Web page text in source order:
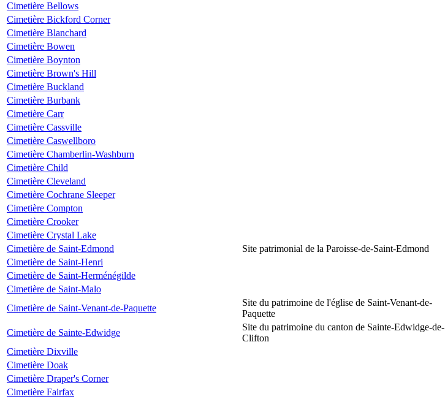
Cimetière Bellows
Cimetière Bickford Corner
Cimetière Blanchard
Cimetière Bowen
Cimetière Boynton
Cimetière Brown's Hill
Cimetière Buckland
Cimetière Burbank
Cimetière Carr
Cimetière Cassville
Cimetière Caswellboro
Cimetière Chamberlin-Washburn
Cimetière Child
Cimetière Cleveland
Cimetière Cochrane Sleeper
Cimetière Compton
Cimetière Crooker
Cimetière Crystal Lake
Cimetière de Saint-Edmond
Site patrimonial de la Paroisse-de-Saint-Edmond
Cimetière de Saint-Henri
Cimetière de Saint-Herménégilde
Cimetière de Saint-Malo
Cimetière de Saint-Venant-de-Paquette
Site du patrimoine de l'église de Saint-Venant-de-
Paquette
Cimetière de Sainte-Edwidge
Site du patrimoine du canton de Sainte-Edwidge-de-
Clifton
Cimetière Dixville
Cimetière Doak
Cimetière Draper's Corner
Cimetière Fairfax